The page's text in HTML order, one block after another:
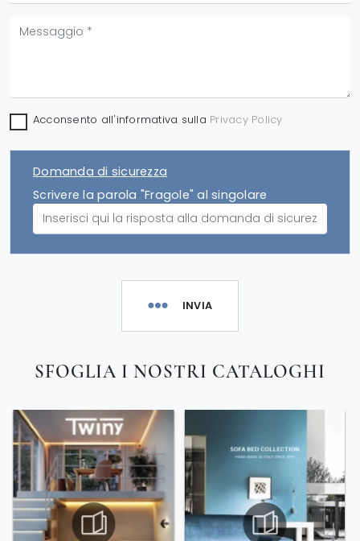
Acconsento all'informativa sulla Privacy Policy
Domanda di sicurezza
Scrivere la parola "Fragole" al singolare
INVIA
SFOGLIA I NOSTRI CATALOGHI